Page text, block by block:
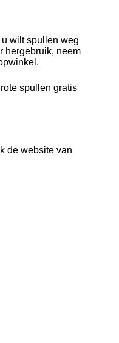
wilt spullen weg
hergebruik, neem
spullen gratis
de website van